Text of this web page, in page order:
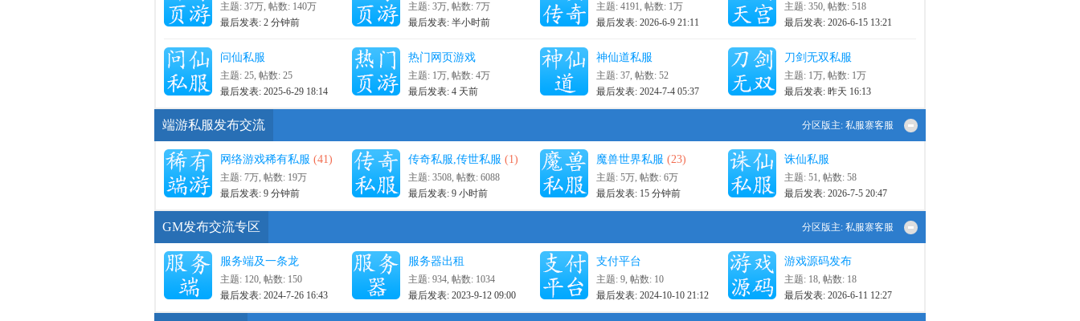
主题: 37万, 帖数: 140万
最后发表: 2 分钟前
主题: 3万, 帖数: 7万
最后发表: 半小时前
主题: 4191, 帖数: 1万
最后发表: 2026-6-9 21:11
主题: 350, 帖数: 518
最后发表: 2026-6-15 13:21
问仙私服
主题: 25, 帖数: 25
最后发表: 2025-6-29 18:14
热门网页游戏
主题: 1万, 帖数: 4万
最后发表: 4 天前
神仙道私服
主题: 37, 帖数: 52
最后发表: 2024-7-4 05:37
刀剑无双私服
主题: 1万, 帖数: 1万
最后发表: 昨天 16:13
分区版主: 私服寨客服
端游私服发布交流
网络游戏稀有私服 (41)
主题: 7万, 帖数: 19万
最后发表: 9 分钟前
传奇私服,传世私服 (1)
主题: 3508, 帖数: 6088
最后发表: 9 小时前
魔兽世界私服 (23)
主题: 5万, 帖数: 6万
最后发表: 15 分钟前
诛仙私服
主题: 51, 帖数: 58
最后发表: 2026-7-5 20:47
分区版主: 私服寨客服
GM发布交流专区
服务端及一条龙
主题: 120, 帖数: 150
最后发表: 2024-7-26 16:43
服务器出租
主题: 934, 帖数: 1034
最后发表: 2023-9-12 09:00
支付平台
主题: 9, 帖数: 10
最后发表: 2024-10-10 21:12
游戏源码发布
主题: 18, 帖数: 18
最后发表: 2026-6-11 12:27